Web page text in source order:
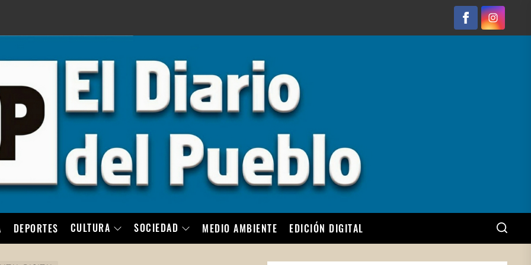
FacebookInstagram
DEPORTES CULTURA SOCIEDAD MEDIO AMBIENTE EDICIÓN DIGITAL